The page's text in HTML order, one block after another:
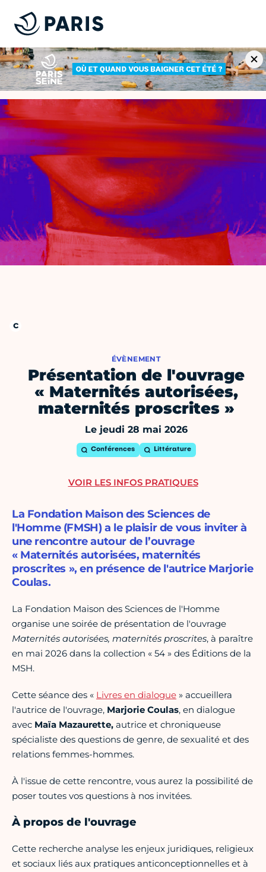
ÉVÈNEMENT
Présentation de l'ouvrage
« Maternités autorisées,
maternités proscrites »
Le jeudi 28 mai 2026
Conférences Littérature
La Fondation Maison des Sciences de
l'Homme (FMSH) a le plaisir de vous inviter à
une rencontre autour de l’ouvrage
« Maternités autorisées, maternités
proscrites », en présence de l'autrice Marjorie
Coulas.
La Fondation Maison des Sciences de l'Homme
organise une soirée de présentation de l'ouvrage
Maternités autorisées, maternités proscrites, à paraître
en mai 2026 dans la collection « 54 » des Éditions de la
MSH.
Cette séance des « Livres en dialogue » accueillera
l'autrice de l'ouvrage, Marjorie Coulas, en dialogue
avec Maïa Mazaurette, autrice et chroniqueuse
spécialiste des questions de genre, de sexualité et des
relations femmes-hommes.
À l'issue de cette rencontre, vous aurez la possibilité de
poser toutes vos questions à nos invitées.
À propos de l'ouvrage
Cette recherche analyse les enjeux juridiques, religieux
et sociaux liés aux pratiques anticonceptionnelles et à
VOIR LES INFOS PRATIQUES